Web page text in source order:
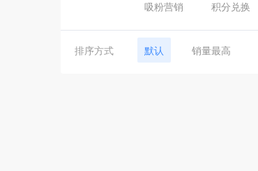
吸粉营销 积分兑换
排序方式 默认 销量最高